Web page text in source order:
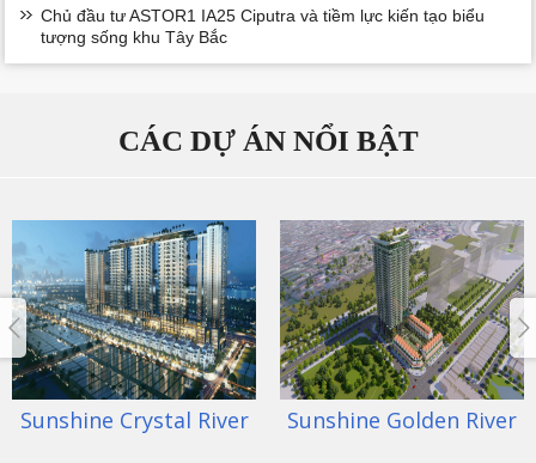
Chủ đầu tư ASTOR1 IA25 Ciputra và tiềm lực kiến tạo biểu
tượng sống khu Tây Bắc
CÁC DỰ ÁN NỔI BẬT
Sunshine Crystal River Sunshine Golden River